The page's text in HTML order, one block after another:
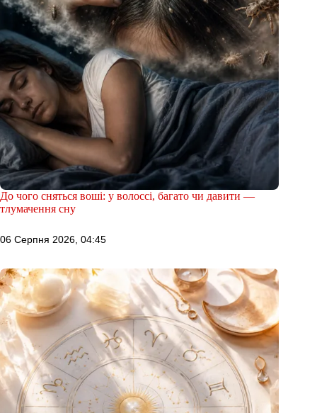
До чого сняться воші: у волоссі, багато чи давити —
тлумачення сну
06 Серпня 2026, 04:45